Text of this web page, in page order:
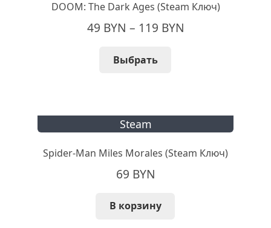
DOOM: The Dark Ages (Steam Ключ)
49 BYN – 119 BYN
Выбрать
вариаций.
выбрать
Steam
Spider-Man Miles Morales (Steam Ключ)
69 BYN
В корзину